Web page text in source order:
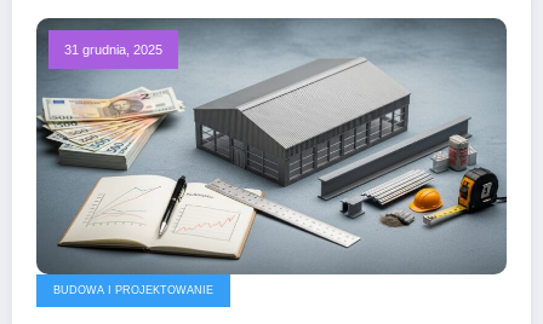
31 grudnia, 2025
BUDOWA I PROJEKTOWANIE